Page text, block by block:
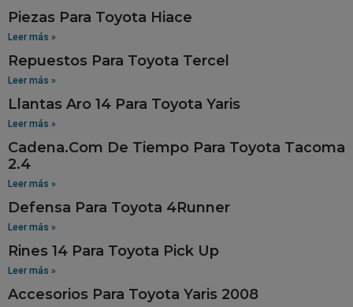
Piezas Para Toyota Hiace
Leer más »
Repuestos Para Toyota Tercel
Leer más »
Llantas Aro 14 Para Toyota Yaris
Leer más »
Cadena.Com De Tiempo Para Toyota Tacoma
2.4
Leer más »
Defensa Para Toyota 4Runner
Leer más »
Rines 14 Para Toyota Pick Up
Leer más »
Accesorios Para Toyota Yaris 2008